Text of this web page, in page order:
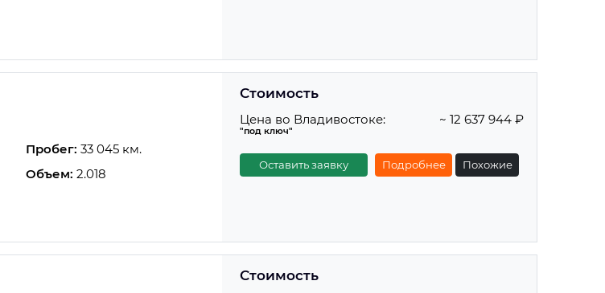
Пробег: 33 045 км.
Объем: 2.018
Стоимость
Цена во Владивостоке:
"под ключ"
~ 12 637 944 ₽
Оставить заявку Подробнее Похожие
Стоимость